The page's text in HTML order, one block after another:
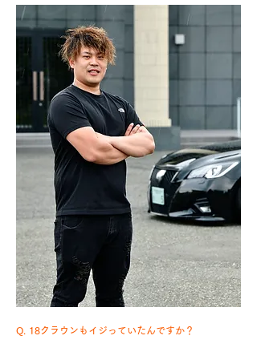
Q. 18クラウンもイジっていたんですか？